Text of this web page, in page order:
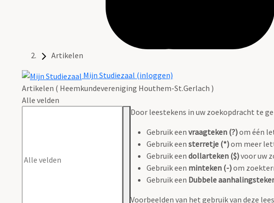
Artikelen
Mijn Studiezaal (inloggen)
Artikelen ( Heemkundevereniging Houthem-St.Gerlach )
Alle velden
Door leestekens in uw zoekopdracht te
Gebruik een vraagteken (?)om één
Gebruik een sterretje (*)om meer
Gebruik een dollarteken ($)voor uw
Gebruik een minteken (-)om
Gebruik een Dubbele
Voorbeelden van het gebruik van deze